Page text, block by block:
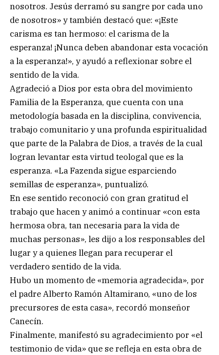
nosotros. Jesús derramó su sangre por cada uno
de nosotros» y también destacó que: «¡Este
carisma es tan hermoso: el carisma de la
esperanza! ¡Nunca deben abandonar esta vocación
a la esperanza!», y ayudó a reflexionar sobre el
sentido de la vida.
Agradeció a Dios por esta obra del movimiento
Familia de la Esperanza, que cuenta con una
metodología basada en la disciplina, convivencia,
trabajo comunitario y una profunda espiritualidad
que parte de la Palabra de Dios, a través de la cual
logran levantar esta virtud teologal que es la
esperanza. «La Fazenda sigue esparciendo
semillas de esperanza», puntualizó.
En ese sentido reconoció con gran gratitud el
trabajo que hacen y animó a continuar «con esta
hermosa obra, tan necesaria para la vida de
muchas personas», les dijo a los responsables del
lugar y a quienes llegan para recuperar el
verdadero sentido de la vida.
Hubo un momento de «memoria agradecida», por
el padre Alberto Ramón Altamirano, «uno de los
precursores de esta casa», recordó monseñor
Canecín.
Finalmente, manifestó su agradecimiento por «el
testimonio de vida» que se refleja en esta obra de